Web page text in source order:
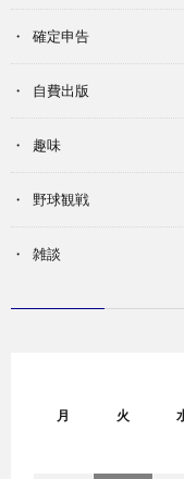
確定申告
自費出版
趣味
野球観戦
雑談
月 火